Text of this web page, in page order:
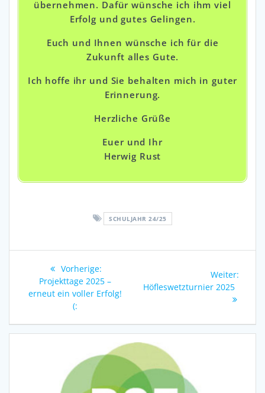
übernehmen. Dafür wünsche ich ihm viel
Erfolg und gutes Gelingen.
Euch und Ihnen wünsche ich für die
Zukunft alles Gute.
Ich hoffe ihr und Sie behalten mich in guter
Erinnerung.
Herzliche Grüße
Euer und Ihr
Herwig Rust
SCHULJAHR 24/25
Beitragsnavigation
Vorherige:Vorheriger
Beitrag:
Projekttage 2025 –
erneut ein voller Erfolg!
(:
Weiter:
Höfleswetzturnier 2025